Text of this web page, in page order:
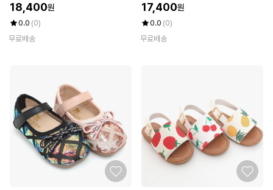
18,400원
0.0 (0)
무료배송
17,400원
0.0 (0)
무료배송